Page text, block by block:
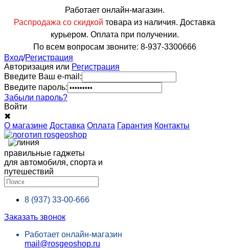
Работает онлайн-магазин.
Распродажа со скидкой товара из наличия. Доставка
курьером. Оплата при получении.
По всем вопросам звоните: 8-937-3300666
Вход/Регистрация
Авторизация или Регистрация
Введите Ваш e-mail:
Введите пароль:
Забыли пароль?
Войти
✖
О магазине Доставка Оплата Гарантия Контакты
правильные гаджеты
для автомобиля, спорта и
путешествий
8 (937) 33-00-666
Заказать звонок
Работает онлайн-магазин
mail@rosgeoshop.ru